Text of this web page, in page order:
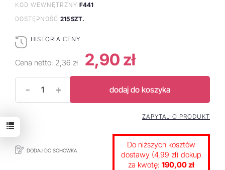
KOD WEWNĘTRZNY:F441
DOSTĘPNOŚĆ:215 SZT.
HISTORIA CENY
Cena netto: 2,36 zł 2,90 zł
- + dodaj do koszyka
DODAJ DO SCHOWKA
ZAPYTAJ O PRODUKT
Do niższych kosztów
dostawy (4,99 zł) dokup
za kwotę: 190,00 zł